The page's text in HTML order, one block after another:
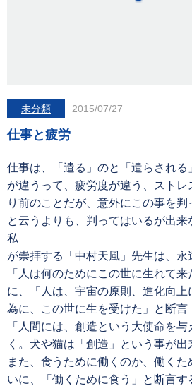
未分類 2015/07/27
仕事と疲労
仕事は、「遣る」のと「遣らされ
が違うって、疲労度が違う、ストレ
り前のことだが、意外にこの事を判
と云うよりも、判ってはいるが出来
私
が崇拝する「中村天風」先生は、永
「人は何のためにこの世に生れて
に、「人は、宇宙の原則、進化向上
為に、この世に生を受けた」と断言
「人間には、創造という大使命を
く。犬や猫は「創造」という事が出
また、食うために働くのか、働く
いに、「働くために食う」と断言